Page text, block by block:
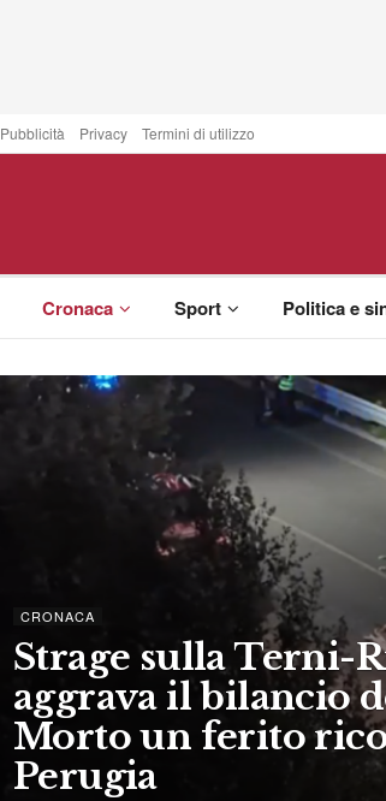
Pubblicità Privacy Termini di utilizzo
Cronaca Sport Politica e
CRONACA
Strage sulla Terni-
aggrava il bilancio
Morto un ferito
Perugia